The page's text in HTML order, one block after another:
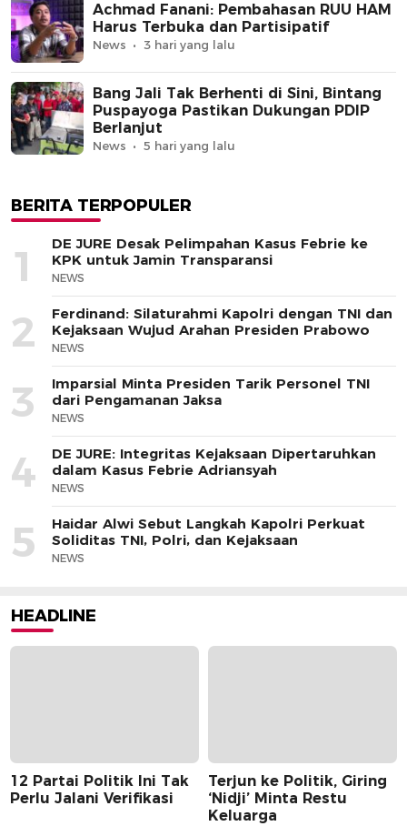
Achmad Fanani: Pembahasan RUU HAM
Harus Terbuka dan Partisipatif
News 3 hari yang lalu
Bang Jali Tak Berhenti di Sini, Bintang
Puspayoga Pastikan Dukungan PDIP
Berlanjut
News 5 hari yang lalu
BERITA TERPOPULER
1
DE JURE Desak Pelimpahan Kasus Febrie ke
KPK untuk Jamin Transparansi
NEWS
2
Ferdinand: Silaturahmi Kapolri dengan TNI dan
Kejaksaan Wujud Arahan Presiden Prabowo
NEWS
3
Imparsial Minta Presiden Tarik Personel TNI
dari Pengamanan Jaksa
NEWS
4
DE JURE: Integritas Kejaksaan Dipertaruhkan
dalam Kasus Febrie Adriansyah
NEWS
5
Haidar Alwi Sebut Langkah Kapolri Perkuat
Soliditas TNI, Polri, dan Kejaksaan
NEWS
HEADLINE
12 Partai Politik Ini Tak
Perlu Jalani Verifikasi
Terjun ke Politik, Giring
‘Nidji’ Minta Restu
Keluarga